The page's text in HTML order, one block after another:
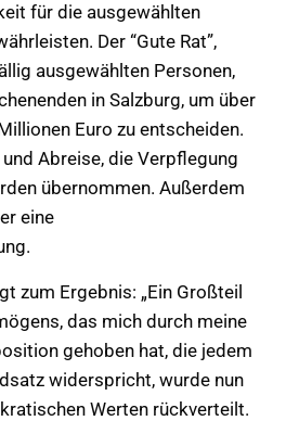
für die ausgewählten
Der “Gute Rat”,
ausgewählten Personen,
in Salzburg, um über
Euro zu entscheiden.
Abreise, die Verpflegung
übernommen. Außerdem
eine
zum Ergebnis: „Ein Großteil
das mich durch meine
gehoben hat, die jedem
widerspricht, wurde nun
Werten rückverteilt.